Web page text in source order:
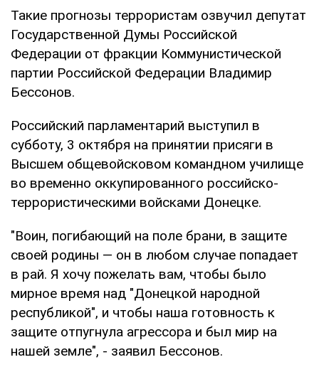
Такие прогнозы террористам озвучил депутат
Государственной Думы Российской
Федерации от фракции Коммунистической
партии Российской Федерации Владимир
Бессонов.
Российский парламентарий выступил в
субботу, 3 октября на принятии присяги в
Высшем общевойсковом командном училище
во временно оккупированного российско-
террористическими войсками Донецке.
"Воин, погибающий на поле брани, в защите
своей родины — он в любом случае попадает
в рай. Я хочу пожелать вам, чтобы было
мирное время над "Донецкой народной
республикой", и чтобы наша готовность к
защите отпугнула агрессора и был мир на
нашей земле", - заявил Бессонов.